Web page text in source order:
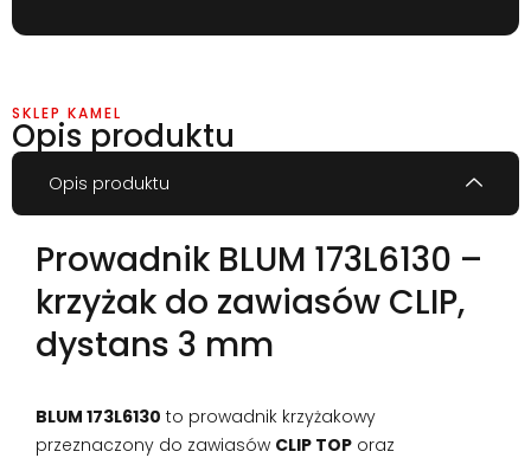
SKLEP KAMEL
Opis produktu
Opis produktu
Prowadnik BLUM 173L6130 –
krzyżak do zawiasów CLIP,
dystans 3 mm
BLUM 173L6130 to prowadnik krzyżakowy
przeznaczony do zawiasów CLIP TOP oraz